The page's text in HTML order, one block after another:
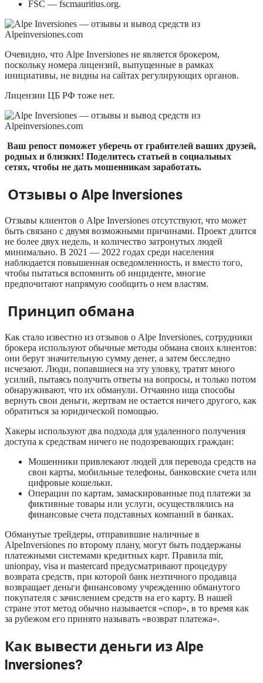
FSC — fscmauritius.org.
Очевидно, что Alpe Inversiones не является брокером,
поскольку номера лицензий, выпущенные в рамках
инициативы, не видны на сайтах регулирующих органов.
Лицензии ЦБ РФ тоже нет.
Ваш репост поможет уберечь от грабителей ваших друзей,
родных и близких! Поделитесь статьей в социальных
сетях, чтобы не дать мошенникам заработать.
Отзывы о Alpe Inversiones
Отзывы клиентов о Alpe Inversiones отсутствуют, что может
быть связано с двумя возможными причинами. Проект длится
не более двух недель, и количество затронутых людей
минимально. В 2021 — 2022 годах среди населения
наблюдается повышенная осведомленность, и вместо того,
чтобы пытаться вспомнить об инциденте, многие
предпочитают напрямую сообщить о нем властям.
Принцип обмана
Как стало известно из отзывов о Alpe Inversiones, сотрудники
брокера используют обычные методы обмана своих клиентов:
они берут значительную сумму денег, а затем бесследно
исчезают. Люди, попавшиеся на эту уловку, тратят много
усилий, пытаясь получить ответы на вопросы, и только потом
обнаруживают, что их обманули. Отчаянно ища способы
вернуть свои деньги, жертвам не остается ничего другого, как
обратиться за юридической помощью.
Хакеры используют два подхода для удаленного получения
доступа к средствам ничего не подозревающих граждан:
Мошенники привлекают людей для перевода средств на
свои карты, мобильные телефоны, банковские счета или
цифровые кошельки.
Операции по картам, замаскированные под платежи за
фиктивные товары или услуги, осуществлялись на
финансовые счета подставных компаний в банках.
Обманутые трейдеры, отправившие наличные в
AlpeInversiones по второму плану, могут быть поддержаны
платежными системами кредитных карт. Правила mir,
unionpay, visa и mastercard предусматривают процедуру
возврата средств, при которой банк неэтичного продавца
возвращает деньги финансовому учреждению обманутого
покупателя с зачислением средств на его карту. В нашей
стране этот метод обычно называется «спор», в то время как
за рубежом его принято называть «возврат платежа».
Как вывести деньги из Alpe
Inversiones?